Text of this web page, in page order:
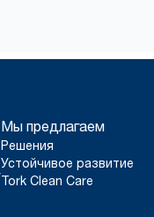
Мы предлагаем
Решения
Устойчивое развитие
Tork Clean Care